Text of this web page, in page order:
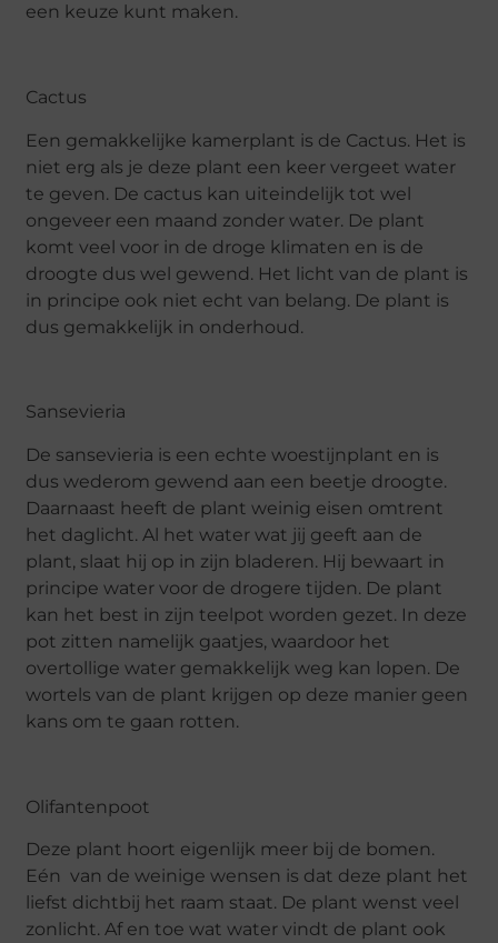
een keuze kunt maken.
Cactus
Een gemakkelijke kamerplant is de Cactus. Het is
niet erg als je deze plant een keer vergeet water
te geven. De cactus kan uiteindelijk tot wel
ongeveer een maand zonder water. De plant
komt veel voor in de droge klimaten en is de
droogte dus wel gewend. Het licht van de plant is
in principe ook niet echt van belang. De plant is
dus gemakkelijk in onderhoud.
Sansevieria
De sansevieria is een echte woestijnplant en is
dus wederom gewend aan een beetje droogte.
Daarnaast heeft de plant weinig eisen omtrent
het daglicht. Al het water wat jij geeft aan de
plant, slaat hij op in zijn bladeren. Hij bewaart in
principe water voor de drogere tijden. De plant
kan het best in zijn teelpot worden gezet. In deze
pot zitten namelijk gaatjes, waardoor het
overtollige water gemakkelijk weg kan lopen. De
wortels van de plant krijgen op deze manier geen
kans om te gaan rotten.
Olifantenpoot
Deze plant hoort eigenlijk meer bij de bomen.
Eén van de weinige wensen is dat deze plant het
liefst dichtbij het raam staat. De plant wenst veel
zonlicht. Af en toe wat water vindt de plant ook